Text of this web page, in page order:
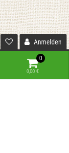
Anmelden
0
0,00 €